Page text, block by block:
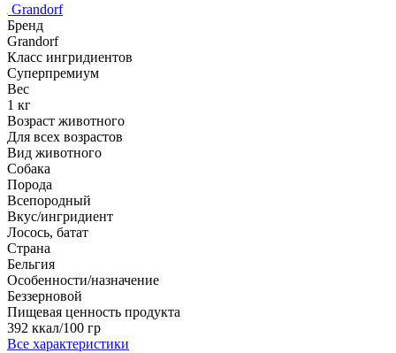
Grandorf
Бренд
Grandorf
Класс ингридиентов
Суперпремиум
Вес
1 кг
Возраст животного
Для всех возрастов
Вид животного
Собака
Порода
Всепородный
Вкус/ингридиент
Лосось, батат
Страна
Бельгия
Особенности/назначение
Беззерновой
Пищевая ценность продукта
392 ккал/100 гр
Все характеристики